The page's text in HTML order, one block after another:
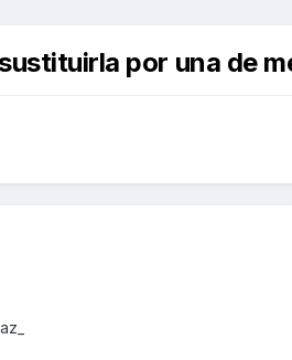
por una de